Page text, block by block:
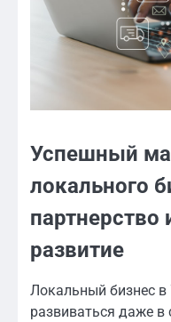
Успешный
локального
партнерство
развитие
Локальный бизнес
развиваться даже